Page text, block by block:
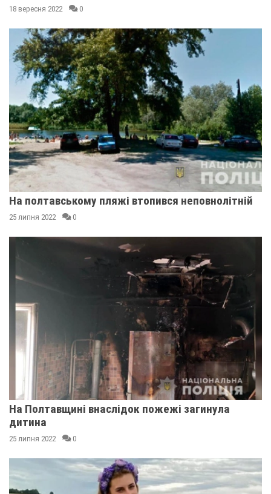
18 вересня 2022 0
На полтавському пляжі втопився неповнолітній
25 липня 2022 0
На Полтавщині внаслідок пожежі загинула
дитина
25 липня 2022 0